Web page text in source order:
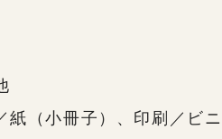
紙（小冊子）、印刷／ビ